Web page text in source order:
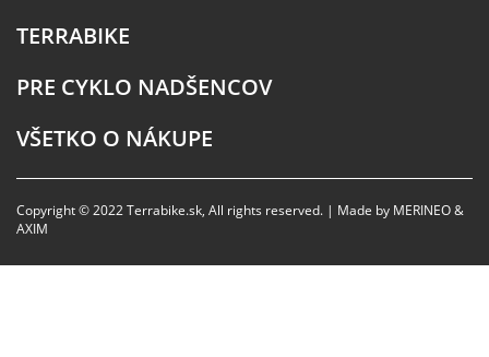
TERRABIKE
PRE CYKLO NADŠENCOV
VŠETKO O NÁKUPE
Copyright © 2022 Terrabike.sk, All rights reserved. | Made by MERINEO &
AXIM